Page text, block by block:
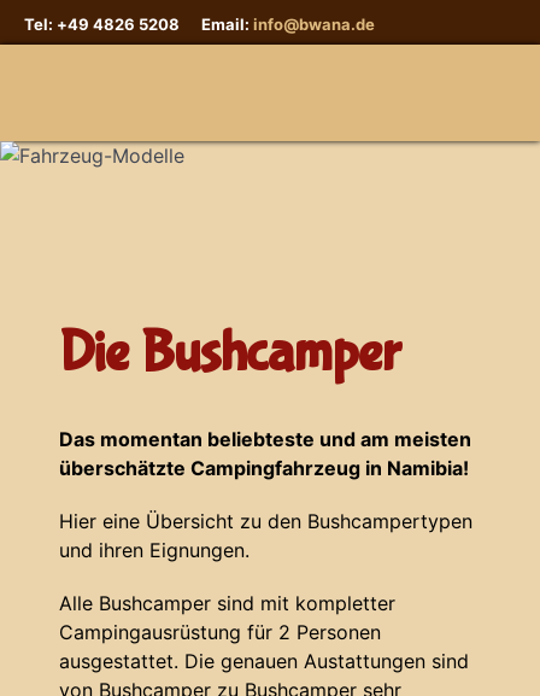
Tel: +49 4826 5208 Email: info@bwana.de
Sprache auswählen
Die Bushcamper
Das momentan beliebteste und am meisten
überschätzte Campingfahrzeug in Namibia!
Hier eine Übersicht zu den Bushcampertypen
und ihren Eignungen.
Alle Bushcamper sind mit kompletter
Campingausrüstung für 2 Personen
ausgestattet. Die genauen Austattungen sind
von Bushcamper zu Bushcamper sehr